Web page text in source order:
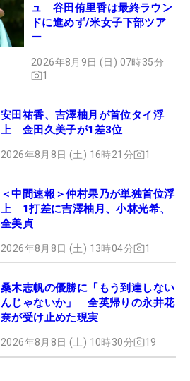
ュ 谷田侑里香は最終ラウン
ドに進めず/米女子下部ツア
ー
2026年8月9日 (日) 07時35分
1
安田祐香、吉澤柚月が首位タイ浮
上 金田久美子が1差3位
2026年8月8日 (土) 16時21分 1
＜中間速報＞仲村果乃が単独首位浮
上 1打差に吉澤柚月、小林光希、
全美貞
2026年8月8日 (土) 13時04分 1
桑木志帆の優勝に「もう到達しない
んじゃないか」 全英帰りの永井花
奈が受け止めた現実
2026年8月8日 (土) 10時30分 19